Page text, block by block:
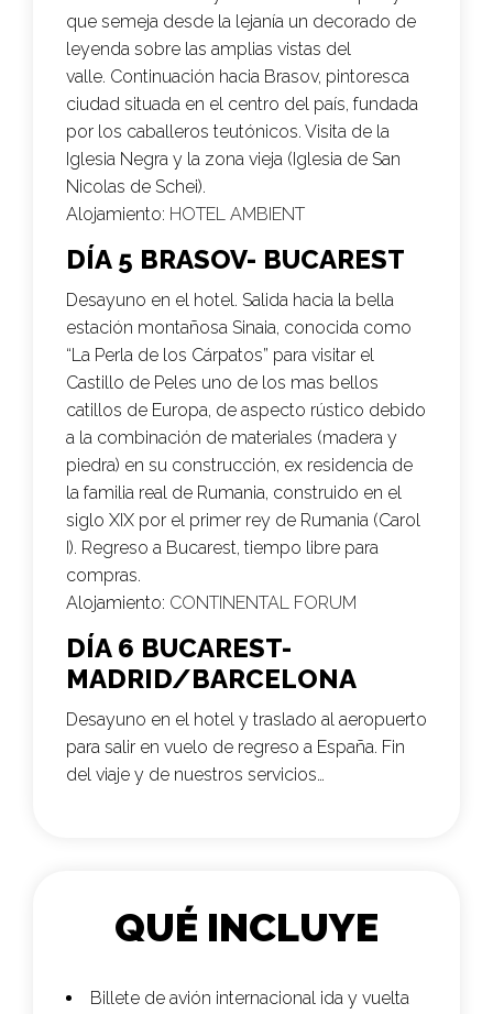
que semeja desde la lejanía un decorado de
leyenda sobre las amplias vistas del
valle. Continuación hacia Brasov, pintoresca
ciudad situada en el centro del país, fundada
por los caballeros teutónicos. Visita de la
Iglesia Negra y la zona vieja (Iglesia de San
Nicolas de Schei).
Alojamiento: HOTEL AMBIENT
DÍA 5 BRASOV- BUCAREST
Desayuno en el hotel. Salida hacia la bella
estación montañosa Sinaia, conocida como
“La Perla de los Cárpatos” para visitar el
Castillo de Peles uno de los mas bellos
catillos de Europa, de aspecto rústico debido
a la combinación de materiales (madera y
piedra) en su construcción, ex residencia de
la familia real de Rumania, construido en el
siglo XIX por el primer rey de Rumania (Carol
I). Regreso a Bucarest, tiempo libre para
compras.
Alojamiento: CONTINENTAL FORUM
DÍA 6 BUCAREST-
MADRID/BARCELONA
Desayuno en el hotel y traslado al aeropuerto
para salir en vuelo de regreso a España. Fin
del viaje y de nuestros servicios…
QUÉ INCLUYE
Billete de avión internacional ida y vuelta